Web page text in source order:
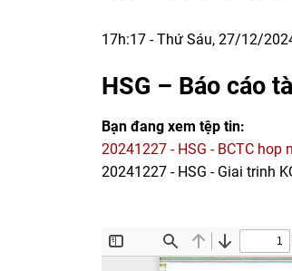
17h:17 - Thứ Sáu, 27/12/
HSG – Báo cáo
Bạn đang xem tệp tin:
20241227 - HSG - BCTC
20241227 - HSG - Giai trinh